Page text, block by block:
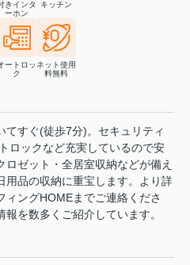
きインタ
ーホン
キッチン
ートロッ
ク
ネット使用
料無料
すぐ(徒歩7分)。セキュリティ
ロックなど充実しているので安
ゼット・全居室収納などが備え
用品の収納に重宝します。より詳
ィングHOMEまでご連絡くださ
を数多くご紹介しています。